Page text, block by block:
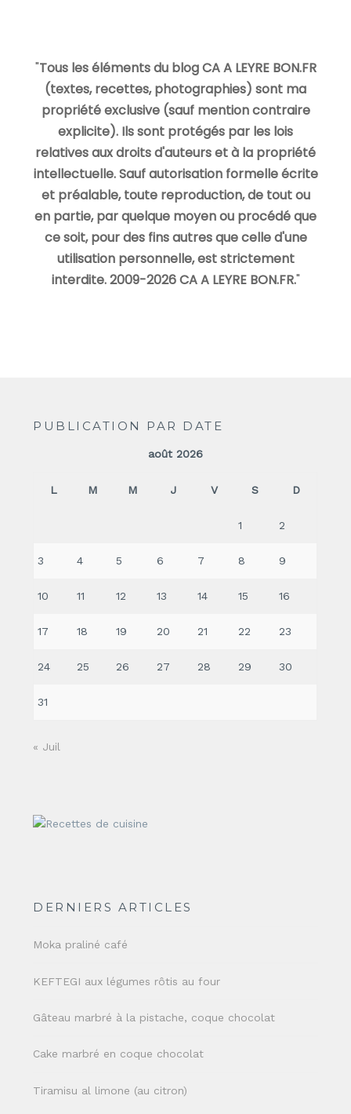
"Tous les éléments du blog CA A LEYRE BON.FR
(textes, recettes, photographies) sont ma
propriété exclusive (sauf mention contraire
explicite). Ils sont protégés par les lois
relatives aux droits d'auteurs et à la propriété
intellectuelle. Sauf autorisation formelle écrite
et préalable, toute reproduction, de tout ou
en partie, par quelque moyen ou procédé que
ce soit, pour des fins autres que celle d'une
utilisation personnelle, est strictement
interdite. 2009-2026 CA A LEYRE BON.FR."
PUBLICATION PAR DATE
août 2026
L M M J V S D
1 2
3 4 5 6 7 8 9
10 11 12 13 14 15 16
17 18 19 20 21 22 23
24 25 26 27 28 29 30
31
« Juil
DERNIERS ARTICLES
Moka praliné café
KEFTEGI aux légumes rôtis au four
Gâteau marbré à la pistache, coque chocolat
Cake marbré en coque chocolat
Tiramisu al limone (au citron)